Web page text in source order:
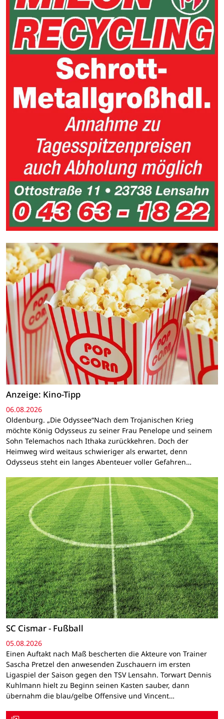
Anzeige: Kino-Tipp
06.08.2026
Oldenburg. „Die Odyssee“Nach dem Trojanischen Krieg
möchte König Odysseus zu seiner Frau Penelope und seinem
Sohn Telemachos nach Ithaka zurückkehren. Doch der
Heimweg wird weitaus schwieriger als erwartet, denn
Odysseus steht ein langes Abenteuer voller Gefahren…
SC Cismar - Fußball
05.08.2026
Einen Auftakt nach Maß bescherten die Akteure von Trainer
Sascha Pretzel den anwesenden Zuschauern im ersten
Ligaspiel der Saison gegen den TSV Lensahn. Torwart Dennis
Kuhlmann hielt zu Beginn seinen Kasten sauber, dann
übernahm die blau/gelbe Offensive und Vincent…